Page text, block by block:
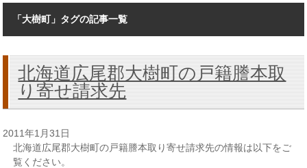
「大樹町」タグの記事一覧
北海道広尾郡大樹町の戸籍謄本取
り寄せ請求先
2011年1月31日
北海道広尾郡大樹町の戸籍謄本取り寄せ請求先の情報は以下をご
覧ください。